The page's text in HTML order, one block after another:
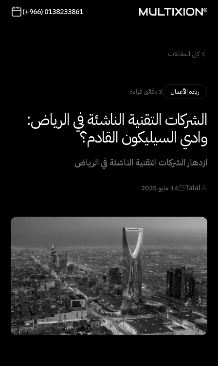
(+966) 0138233861
كل المقالات
ريادة الأعمال 3 دقائق قراءة
الشركات التقنية الناشئة في الرياض:
وادي السيليكون القادم؟
ازدهار الشركات التقنية الناشئة في الرياض
Talal 14 مايو 2025